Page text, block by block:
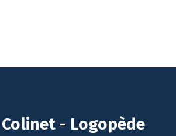
Colinet - Logopède